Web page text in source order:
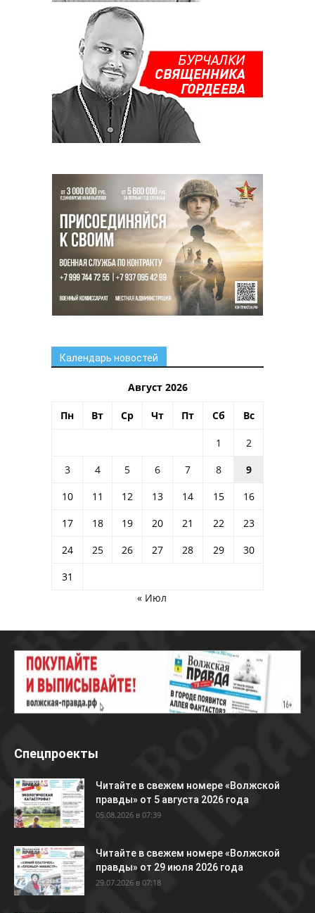
Календарь новостей
Август 2026
Пн Вт Ср Чт Пт Сб Вс
1
2
3
4 5 6 7 8
9
10
11 12 13 14 15
16
17
18 19 20 21 22
23
24
25 26 27 28 29
30
31
« Июл
Спецпроекты
Читайте в свежем номере «Волжской
правды» от 5 августа 2026 года
05.08.2026 в 07:39
Читайте в свежем номере «Волжской
правды» от 29 июля 2026 года
29.07.2026 в 07:18